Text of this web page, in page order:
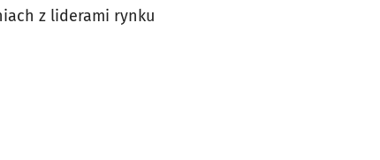
z liderami rynku